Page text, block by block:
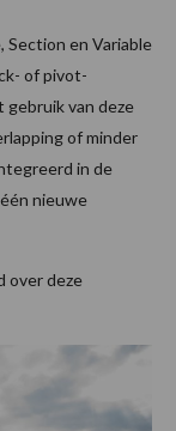
Section en Variable
of pivot-
gebruik van deze
of minder
in de
nieuwe
over deze